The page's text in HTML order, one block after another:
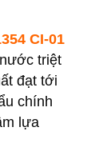
CI-01
triệt
đạt tới
chính
lựa